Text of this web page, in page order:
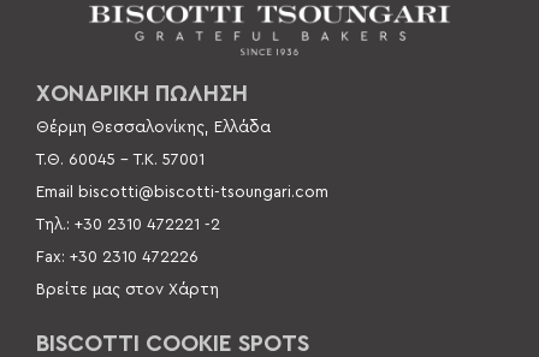
ΧΟΝΔΡΙΚΗ ΠΩΛΗΣΗ
Θέρμη Θεσσαλονίκης, Ελλάδα
Τ.Θ. 60045 –Τ.Κ. 57001
Email biscotti@biscotti-tsoungari.com
Τηλ.: +30 2310 472221 -2
Fax: +30 2310 472226
Βρείτε μας στον Χάρτη
BISCOTTI COOKIE SPOTS